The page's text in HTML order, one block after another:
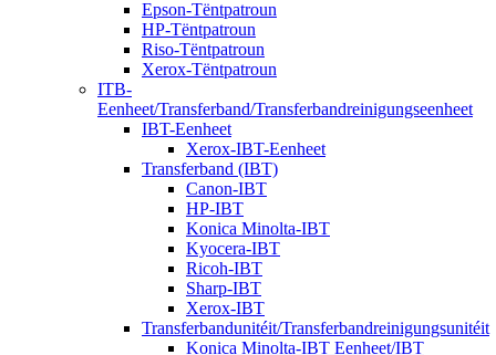
Epson-Tëntpatroun
HP-Tëntpatroun
Riso-Tëntpatroun
Xerox-Tëntpatroun
ITB-
Eenheet/Transferband/Transferbandreinigungseenheet
IBT-Eenheet
Xerox-IBT-Eenheet
Transferband (IBT)
Canon-IBT
HP-IBT
Konica Minolta-IBT
Kyocera-IBT
Ricoh-IBT
Sharp-IBT
Xerox-IBT
Transferbandunitéit/Transferbandreinigungsunitéit
Konica Minolta-IBT Eenheet/IBT